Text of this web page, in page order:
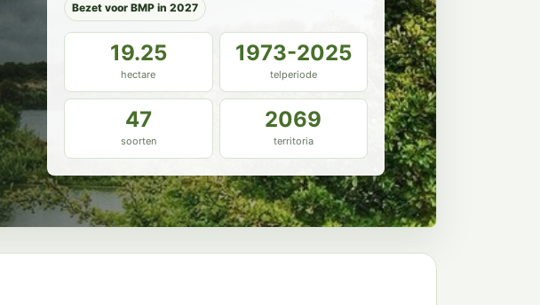
Bezet voor BMP in 2027
19.25
hectare
1973-2025
telperiode
47
soorten
2069
territoria